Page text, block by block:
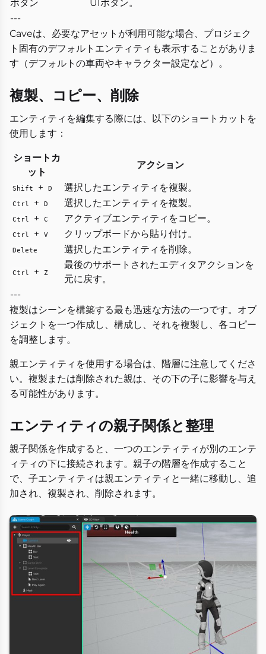
ボタン
UIボタン。
---
Caveは、必要なアセットが利用可能な場合、プロジェク
ト固有のデフォルトエンティティも表示することがありま
す（デフォルトの車両やキャラクター設定など）。
複製、コピー、削除
エンティティを編集する際には、以下のショートカットを
使用します：
ショートカ
ット
アクション
Shift + D 選択したエンティティを複製。
Ctrl + D 選択したエンティティを複製。
Ctrl + C アクティブエンティティをコピー。
Ctrl + V クリップボードから貼り付け。
Delete 選択したエンティティを削除。
Ctrl + Z
最後のサポートされたエディタアクションを
元に戻す。
---
複製はシーンを構築する最も迅速な方法の一つです。オブ
ジェクトを一つ作成し、構成し、それを複製し、各コピー
を調整します。
親エンティティを使用する場合は、階層に注意してくださ
い。複製または削除された親は、その下の子に影響を与え
る可能性があります。
エンティティの親子関係と整理
親子関係を作成すると、一つのエンティティが別のエンテ
ィティの下に接続されます。親子の階層を作成すること
で、子エンティティは親エンティティと一緒に移動し、追
加され、複製され、削除されます。